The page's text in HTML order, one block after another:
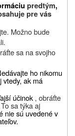
predtým,
pre vás
Možno bude
sa na svojho
ho nikomu
vtedy, ak má
účinok , obráťte
sa týka aj
nie sú uvedené v